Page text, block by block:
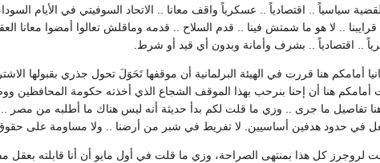
سياسياً .. اقتصادياً .. عسكرياً واقف معانا .. الاتحاد السوفيتي في الأيام
.. لا هو ما شمتش فينا .. قدم السلاح .. قدمه وماقلش تعالوا أمضوا معانا
.. اقتصادياً .. بشرف وأمانة وبدون أي قيد أو شرط.
أمامكم هنا قررت في الهيئة البرلمانية أن موقفها تَحَوَلَ تحول جذري بقبولها
أمامكم هنا أن إحنا بنرحب بهذا الموقف الشجاع الذي أخذته حكومة المحافظين
تفاصيل ما جرى .. وزي ما قلت لكم بدأ حديثة أنه ليس هناك ما أطلبه من مصر
في حدود هدفين أساسيين. لا تفريط في شبر من أرضنا .. ولا مساومة على
لروجرز كل هذا بمنتهى الصراحة، وزي ما قلت في أول مايو أن أنا قابلته